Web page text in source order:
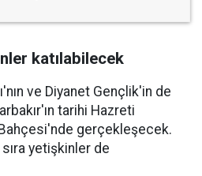
katılabilecek
ve Diyanet Gençlik'in de
tarihi Hazreti
gerçekleşecek.
yetişkinler de